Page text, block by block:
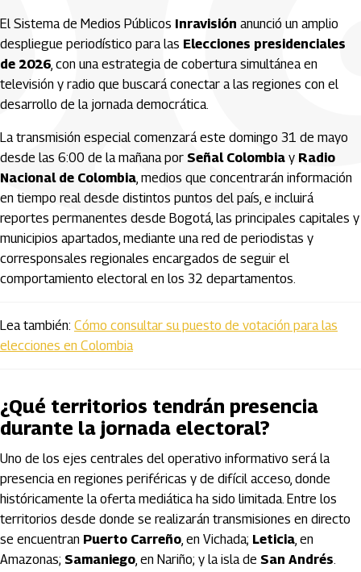
El Sistema de Medios Públicos Inravisión anunció un amplio
despliegue periodístico para las Elecciones presidenciales
de 2026, con una estrategia de cobertura simultánea en
televisión y radio que buscará conectar a las regiones con el
desarrollo de la jornada democrática.
La transmisión especial comenzará este domingo 31 de mayo
desde las 6:00 de la mañana por Señal Colombia y Radio
Nacional de Colombia, medios que concentrarán información
en tiempo real desde distintos puntos del país, e incluirá
reportes permanentes desde Bogotá, las principales capitales y
municipios apartados, mediante una red de periodistas y
corresponsales regionales encargados de seguir el
comportamiento electoral en los 32 departamentos.
Lea también: Cómo consultar su puesto de votación para las
elecciones en Colombia
¿Qué territorios tendrán presencia
durante la jornada electoral?
Uno de los ejes centrales del operativo informativo será la
presencia en regiones periféricas y de difícil acceso, donde
históricamente la oferta mediática ha sido limitada. Entre los
territorios desde donde se realizarán transmisiones en directo
se encuentran Puerto Carreño, en Vichada; Leticia, en
Amazonas; Samaniego, en Nariño; y la isla de San Andrés.